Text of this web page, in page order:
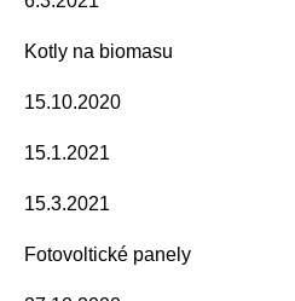
Kotly na biomasu
15.10.2020
15.1.2021
15.3.2021
Fotovoltické panely